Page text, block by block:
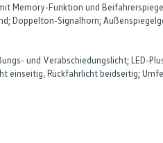
Funktion und
Doppelton-Signalhorn;
und Verabschiedungslicht; LED-
einseitig, Rückfahrlicht beidseitig;